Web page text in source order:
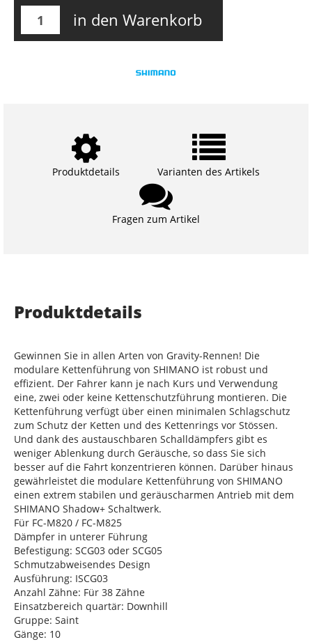
in den Warenkorb
Produktdetails Varianten des Artikels
Fragen zum Artikel
Produktdetails
Gewinnen Sie in allen Arten von Gravity-Rennen! Die
modulare Kettenführung von SHIMANO ist robust und
effizient. Der Fahrer kann je nach Kurs und Verwendung
eine, zwei oder keine Kettenschutzführung montieren. Die
Kettenführung verfügt über einen minimalen Schlagschutz
zum Schutz der Ketten und des Kettenrings vor Stössen.
Und dank des austauschbaren Schalldämpfers gibt es
weniger Ablenkung durch Geräusche, so dass Sie sich
besser auf die Fahrt konzentrieren können. Darüber hinaus
gewährleistet die modulare Kettenführung von SHIMANO
einen extrem stabilen und geräuscharmen Antrieb mit dem
SHIMANO Shadow+ Schaltwerk.
Für FC-M820 / FC-M825
Dämpfer in unterer Führung
Befestigung: SCG03 oder SCG05
Schmutzabweisendes Design
Ausführung: ISCG03
Anzahl Zähne: Für 38 Zähne
Einsatzbereich quartär: Downhill
Gruppe: Saint
Gänge: 10